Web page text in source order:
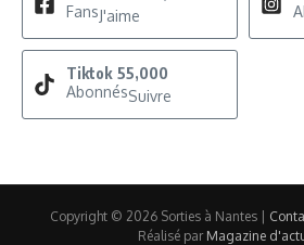
FansJ'aime
Tiktok 55,000
AbonnésSuivre
Copyright © 2026 Sorties à Nantes |
Réalisé par Magazine